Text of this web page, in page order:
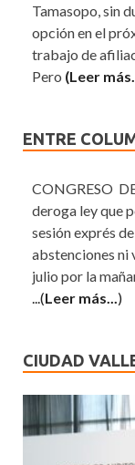
Tamasopo, sin
opción en el
trabajo de
Pero (Leer
ENTRE
CONGRESO
deroga ley que
sesión exprés
abstenciones ni
julio por la
...(Leer más... )
CIUDAD